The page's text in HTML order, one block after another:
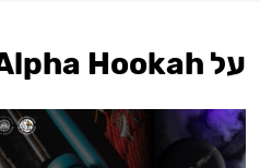
על Alpha Hookah